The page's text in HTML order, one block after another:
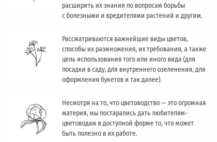
расширить их знания по вопросам борьбы
с болезными и вредителями растений и другим.
Рассматриваются важнейшие виды цветов,
способы их размножения, их требования, а также
цель использования того или иного вида (для
посадки в саду, для внутреннего озеленения, для
оформления букетов и так далее).
Несмотря на то, что цветоводство — это огромная
материя, мы постарались дать любителям-
цветоводам в доступной форме то, что может
быть полезно в их работе.